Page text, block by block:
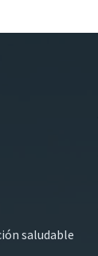
saludable